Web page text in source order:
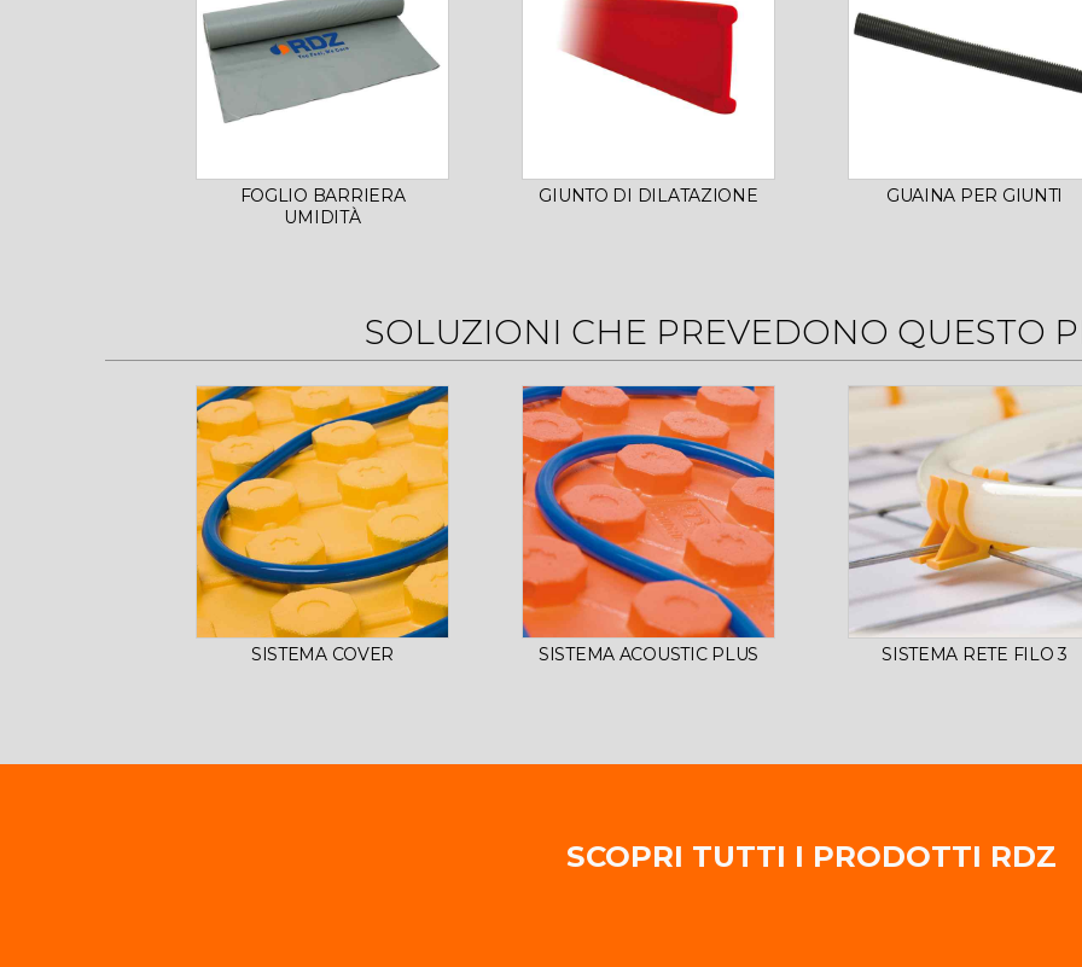
FOGLIO BARRIERA
UMIDITÀ
GIUNTO DI DILATAZIONE GUAINA PER GIUNTI
SOLUZIONI CHE PREVEDONO QUESTO
SISTEMA COVER SISTEMA ACOUSTIC PLUS SISTEMA RETE FILO 3
SCOPRI TUTTI I PRODOTTI RDZ